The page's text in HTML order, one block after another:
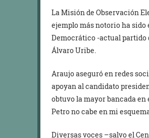
La Misión de Observación
ejemplo más notorio ha sido
Democrático -actual partido
Álvaro Uribe.
Araujo aseguró en redes
apoyan al candidato
obtuvo la mayor bancada en
Petro no cabe en mi
Diversas voces –salvo el